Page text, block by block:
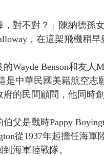
，對不對？」陳納德孫
，在這架飛機稍
的Wayde Benson和友人
是中華民國美籍航空
府的民間顧問，他同時
伯父是戰時Pappy
從1937年起擔任海軍
海軍陸戰隊。